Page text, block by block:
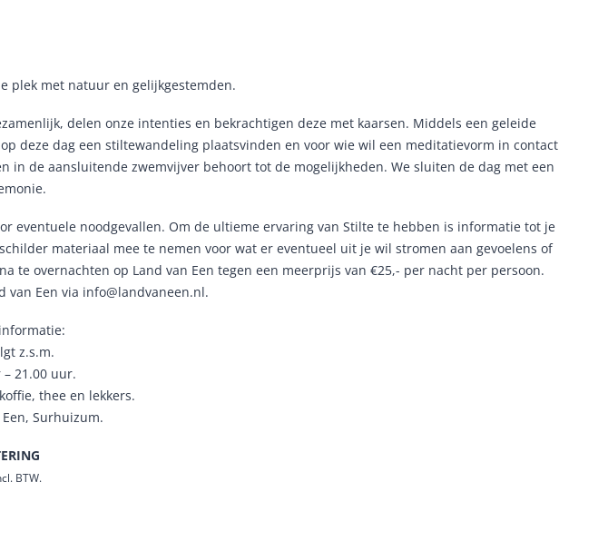
plek met natuur en gelijkgestemden.
delen onze intenties en bekrachtigen deze met kaarsen. Middels een geleide
deze dag een stiltewandeling plaatsvinden en voor wie wil een meditatievorm in contact
de aansluitende zwemvijver behoort tot de mogelijkheden. We sluiten de dag met een
eventuele noodgevallen. Om de ultieme ervaring van Stilte te hebben is informatie tot je
materiaal mee te nemen voor wat er eventueel uit je wil stromen aan gevoelens of
overnachten op Land van Een tegen een meerprijs van €25,- per nacht per persoon.
van Een via info@landvaneen.nl.
z.s.m.
21.00 uur.
thee en lekkers.
Surhuizum.
BTW.